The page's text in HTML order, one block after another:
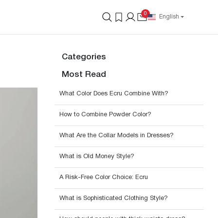
0
English
Categories
Most Read
What Color Does Ecru Combine With?
How to Combine Powder Color?
What Are the Collar Models in Dresses?
What is Old Money Style?
A Risk-Free Color Choice: Ecru
What is Sophisticated Clothing Style?